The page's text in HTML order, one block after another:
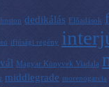
dedikálás Előadások
ifjúsági regény
Magyar Könyvek Viadala
middlegrade morenogarcia